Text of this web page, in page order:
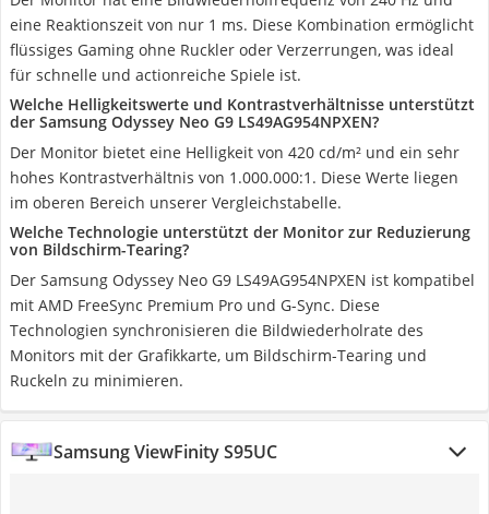
eine Reaktionszeit von nur 1 ms. Diese Kombination ermöglicht
flüssiges Gaming ohne Ruckler oder Verzerrungen, was ideal
für schnelle und actionreiche Spiele ist.
Welche Helligkeitswerte und Kontrastverhältnisse unterstützt
der Samsung Odyssey Neo‎ G9 LS49AG954NPXEN?
Der Monitor bietet eine Helligkeit von 420 cd/m² und ein sehr
hohes Kontrastverhältnis von 1.000.000:1. Diese Werte liegen
im oberen Bereich unserer Vergleichstabelle.
Welche Technologie unterstützt der Monitor zur Reduzierung
von Bildschirm-Tearing?
Der Samsung Odyssey Neo‎ G9 LS49AG954NPXEN ist kompatibel
mit AMD FreeSync Premium Pro und G-Sync. Diese
Technologien synchronisieren die Bildwiederholrate des
Monitors mit der Grafikkarte, um Bildschirm-Tearing und
Ruckeln zu minimieren.
Samsung ViewFinity S95UC